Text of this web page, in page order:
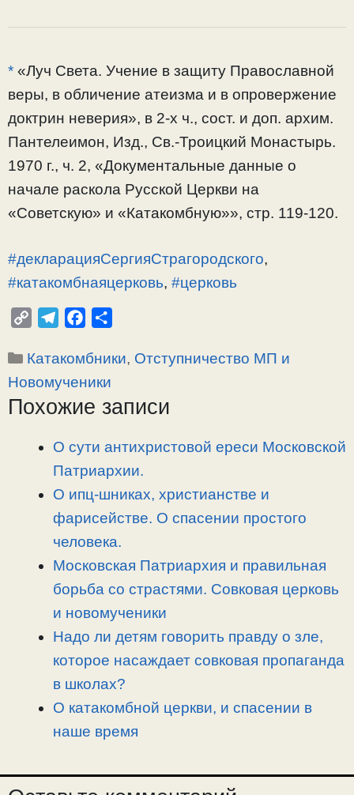
* «Луч Света. Учение в защиту Православной
веры, в обличение атеизма и в опровержение
доктрин неверия», в 2-х ч., сост. и доп. архим.
Пантелеимон, Изд., Св.-Троицкий Монастырь.
1970 г., ч. 2, «Документальные данные о
начале раскола Русской Церкви на
«Советскую» и «Катакомбную»», стр. 119-120.
#декларацияСергияСтрагородского,
#катакомбнаяцерковь, #церковь
p
y
L
l
e
g
a
c
e
b
п
а
Рубрики
Катакомбники, Отступничество МП и
Новомученики
Похожие записи
О сути антихристовой ереси Московской
Патриархии.
О ипц-шниках, христианстве и
фарисействе. О спасении простого
человека.
Московская Патриархия и правильная
борьба со страстями. Совковая церковь
и новомученики
Надо ли детям говорить правду о зле,
которое насаждает совковая пропаганда
в школах?
О катакомбной церкви, и спасении в
наше время